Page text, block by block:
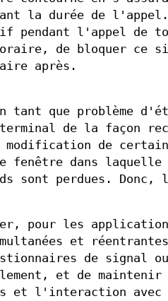
la durée de l'appel.
pendant l'appel de
de bloquer ce
après.
tant que problème
de la façon
modification de
fenêtre dans
sont perdues. Donc,
pour les
et
de signal
et de maintenir
et l'interaction avec